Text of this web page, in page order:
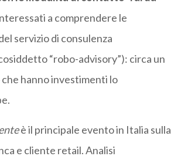
a comprendere le
servizio di consulenza
“robo-advisory”): circa un
hanno investimenti lo
è il principale evento in Italia sulla
e cliente retail. Analisi